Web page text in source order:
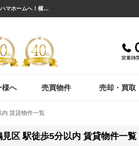
横浜市鶴見区 駅徒歩5分以内 賃貸物件一覧｜横浜市の賃貸・不動産のことならセンチュリー21ヨコハマホームへ！横浜市の賃貸仲介や不動産売却・買取、不動産管理など不動産のことならなんでもご相談ください。
様へ 売買物件 売却・買取
賃貸物件一覧
見区 駅徒歩5分以内 賃貸物件一覧